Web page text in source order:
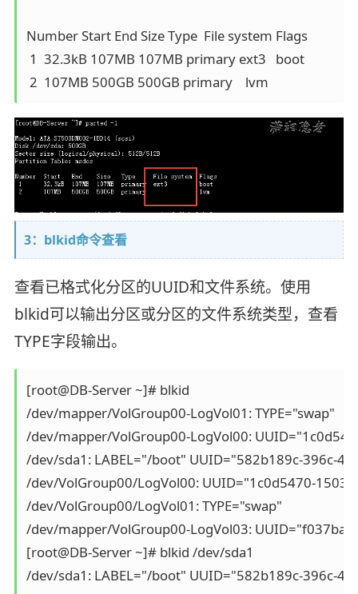
Number Start End Size Type  File system Flags
1  32.3kB 107MB 107MB primary ext3   boot
2  107MB 500GB 500GB primary    lvm
3：blkid命令查看
查看已格式化分区的UUID和文件系统。使用
blkid可以输出分区或分区的文件系统类型，查看
TYPE字段输出。
[root@DB-Server ~]# blkid
/dev/mapper/VolGroup00-LogVol01: TYPE="swap"
/dev/mapper/VolGroup00-LogVol00:
/dev/sda1: LABEL="/boot" UUID="582b189c-396c-
/dev/VolGroup00/LogVol00: UUID="1c0d5470-
/dev/VolGroup00/LogVol01: TYPE="swap"
/dev/mapper/VolGroup00-LogVol03:
[root@DB-Server ~]# blkid /dev/sda1
/dev/sda1: LABEL="/boot" UUID="582b189c-396c-